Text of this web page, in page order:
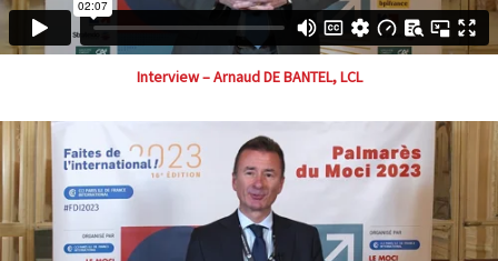
Interview – Arnaud DE BANTEL, LCL